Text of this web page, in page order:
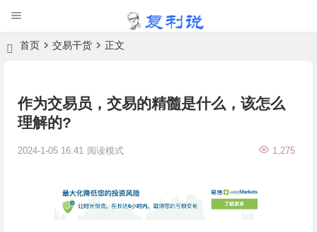
首页 交易干货 正文
作为交易员，交易的精髓是什么，该怎么
理解的?
2024-1-05 16:41 1,275
阅读模式